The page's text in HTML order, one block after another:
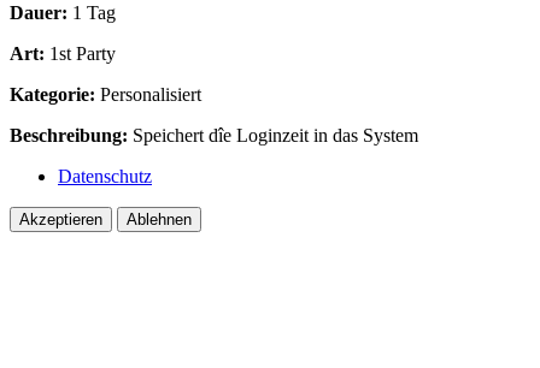
Dauer: 1 Tag
Art: 1st Party
Kategorie: Personalisiert
Beschreibung: Speichert dîe Loginzeit in das System
Datenschutz
Akzeptieren Ablehnen